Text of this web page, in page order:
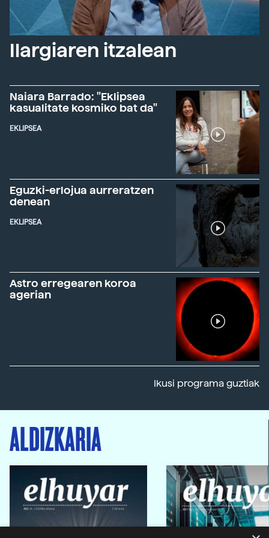
Ilargiaren itzalean
Naiara Barrado: "Eklipsea
kasualitate kosmiko bat da"
EKLIPSEA
Eguzki-erlojua aurreratzen
denean
EKLIPSEA
Astro erregearen koroa
agerian
Ikusi programa guztiak
ALDIZKARIA